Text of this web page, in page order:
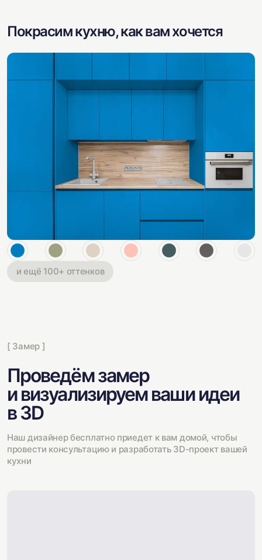
Покрасим кухню, как вам хочется
и ещё 100+ оттенков
[ Замер ]
Проведём замер
и визуализируем ваши идеи
в 3D
Наш дизайнер бесплатно приедет к вам домой, чтобы
провести консультацию и разработать 3D-проект вашей
кухни